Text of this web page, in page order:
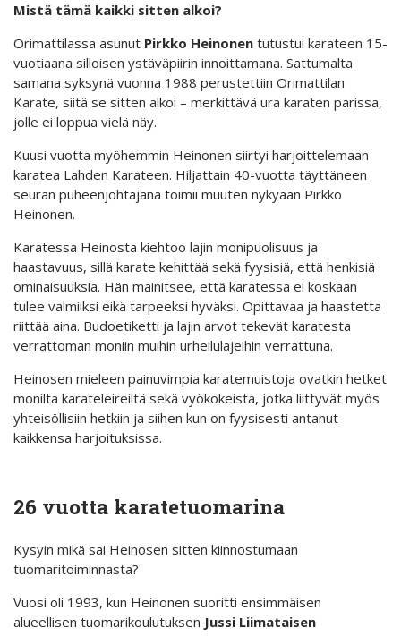
Mistä tämä kaikki sitten alkoi?
Orimattilassa asunut Pirkko Heinonen tutustui karateen 15-
vuotiaana silloisen ystäväpiirin innoittamana. Sattumalta
samana syksynä vuonna 1988 perustettiin Orimattilan
Karate, siitä se sitten alkoi – merkittävä ura karaten parissa,
jolle ei loppua vielä näy.
Kuusi vuotta myöhemmin Heinonen siirtyi harjoittelemaan
karatea Lahden Karateen. Hiljattain 40-vuotta täyttäneen
seuran puheenjohtajana toimii muuten nykyään Pirkko
Heinonen.
Karatessa Heinosta kiehtoo lajin monipuolisuus ja
haastavuus, sillä karate kehittää sekä fyysisiä, että henkisiä
ominaisuuksia. Hän mainitsee, että karatessa ei koskaan
tulee valmiiksi eikä tarpeeksi hyväksi. Opittavaa ja haastetta
riittää aina. Budoetiketti ja lajin arvot tekevät karatesta
verrattoman moniin muihin urheilulajeihin verrattuna.
Heinosen mieleen painuvimpia karatemuistoja ovatkin hetket
monilta karateleireiltä sekä vyökokeista, jotka liittyvät myös
yhteisöllisiin hetkiin ja siihen kun on fyysisesti antanut
kaikkensa harjoituksissa.
26 vuotta karatetuomarina
Kysyin mikä sai Heinosen sitten kiinnostumaan
tuomaritoiminnasta?
Vuosi oli 1993, kun Heinonen suoritti ensimmäisen
alueellisen tuomarikoulutuksen Jussi Liimataisen